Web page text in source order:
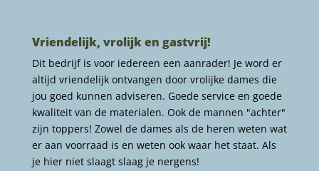
Vriendelijk, vrolijk en gastvrij!
Dit bedrijf is voor iedereen een aanrader! Je word er
altijd vriendelijk ontvangen door vrolijke dames die
jou goed kunnen adviseren. Goede service en goede
kwaliteit van de materialen. Ook de mannen "achter"
zijn toppers! Zowel de dames als de heren weten wat
er aan voorraad is en weten ook waar het staat. Als
je hier niet slaagt slaag je nergens!